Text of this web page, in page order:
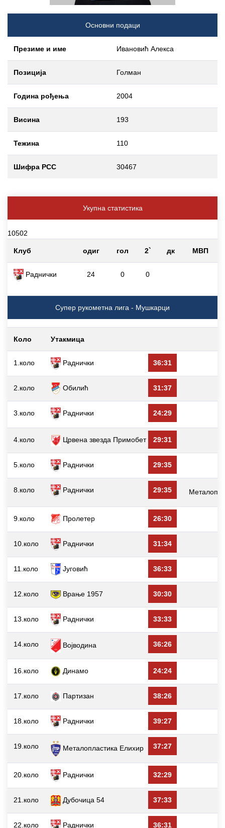
Основни подаци
Презиме и име Ивановић Алекса
Позиција Голман
Година рођења 2004
Висина 193
Тежина 110
Шифра РСС 30467
Укупна статистика
10502
Клуб одиг гол 2` дк МВП
Раднички 24 0 0
Супер рукометна лига - Мушкарци
Коло Утакмица
1.коло Раднички 36:31
2.коло Обилић 31:37
3.коло Раднички 24:29
4.коло Црвена звезда Примобет 29:31
5.коло Раднички 29:35
8.коло Раднички 29:35
9.коло Пролетер 26:30
10.коло Раднички 31:34
11.коло Југовић 36:33
12.коло Врање 1957 30:30
13.коло Раднички 33:33
14.коло Војводина 36:26
16.коло Динамо 24:24
17.коло Партизан 38:26
18.коло Раднички 39:27
19.коло Металопластика Елиxир 37:27
20.коло Раднички 32:29
21.коло Дубочица 54 37:33
22.коло Раднички 36:31